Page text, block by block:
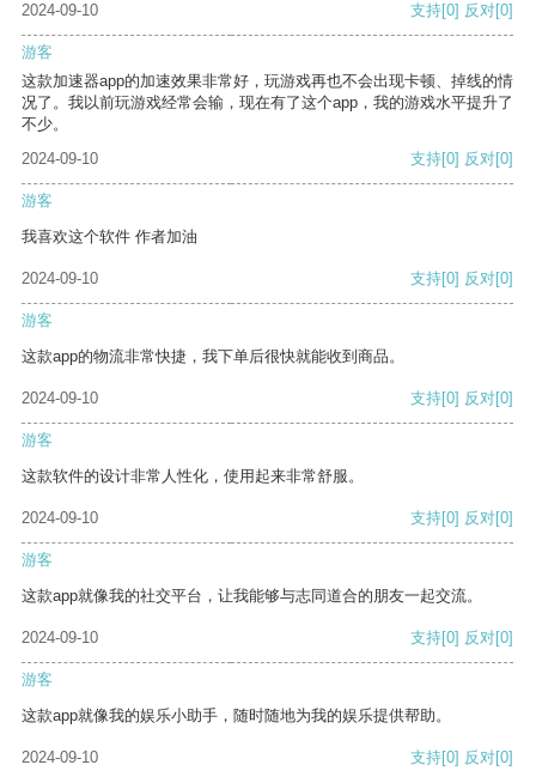
2024-09-10 支持[0] 反对[0]
游客
这款加速器app的加速效果非常好，玩游戏再也不会出现卡顿、掉线的情
况了。我以前玩游戏经常会输，现在有了这个app，我的游戏水平提升了
不少。
2024-09-10
支持[0] 反对[0]
游客
我喜欢这个软件 作者加油
2024-09-10 支持[0] 反对[0]
游客
这款app的物流非常快捷，我下单后很快就能收到商品。
2024-09-10 支持[0] 反对[0]
游客
这款软件的设计非常人性化，使用起来非常舒服。
2024-09-10 支持[0] 反对[0]
游客
这款app就像我的社交平台，让我能够与志同道合的朋友一起交流。
2024-09-10 支持[0] 反对[0]
游客
这款app就像我的娱乐小助手，随时随地为我的娱乐提供帮助。
2024-09-10 支持[0] 反对[0]